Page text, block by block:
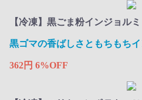
【冷凍】黒ごま粉インジョル
黒ゴマの香ばしさともちもちイ
362円 6%OFF